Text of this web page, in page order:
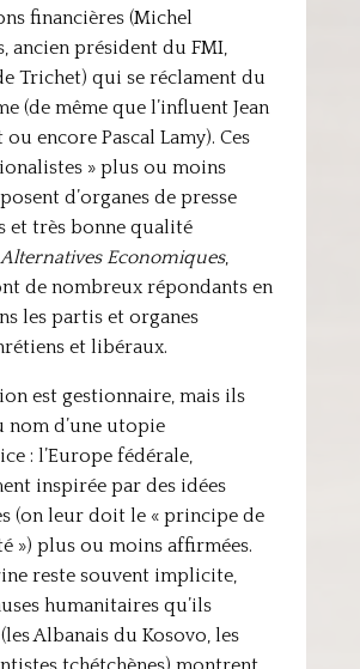
financières (Michel
ancien président du FMI,
Trichet) qui se réclament du
(de même que l’influent Jean
encore Pascal Lamy). Ces
» plus ou moins
d’organes de presse
et très bonne qualité
Alternatives Economiques,
de nombreux répondants en
les partis et organes
et libéraux.
est gestionnaire, mais ils
nom d’une utopie
: l’Europe fédérale,
inspirée par des idées
(on leur doit le « principe de
») plus ou moins affirmées.
reste souvent implicite,
humanitaires qu’ils
Albanais du Kosovo, les